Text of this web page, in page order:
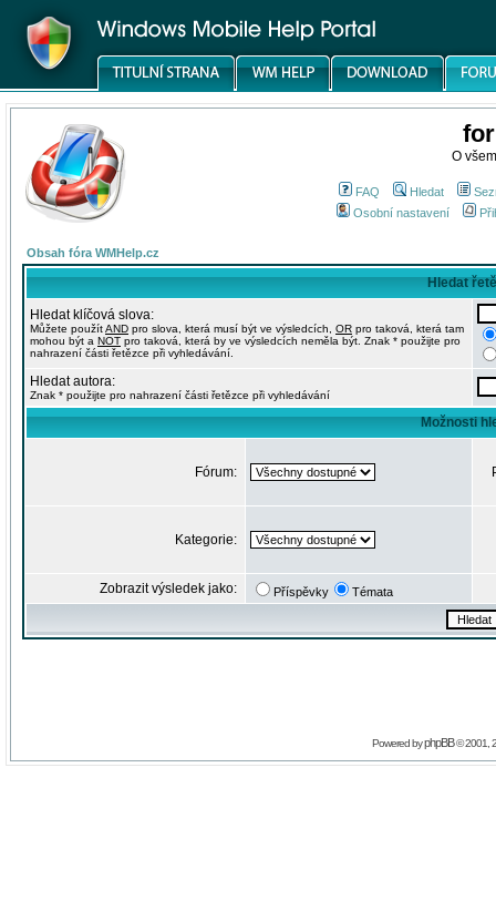
O
FAQ Hledat
Osobní nastavení
Obsah fóra WMHelp.cz
Hledat
Hledat klíčová slova:
Můžete použítAND pro slova, která musí být ve výsledcích, OR pro taková, která tam
mohou být a NOT pro taková, která by ve výsledcích neměla být. Znak * použijte pro
nahrazení části řetězce při vyhledávání.
Hledat autora:
Znak * použijte pro nahrazení části řetězce při vyhledávání
Možnosti
Fórum:
Kategorie:
Zobrazit výsledek jako: Příspěvky Témata
Powered byphpBB© 2001,